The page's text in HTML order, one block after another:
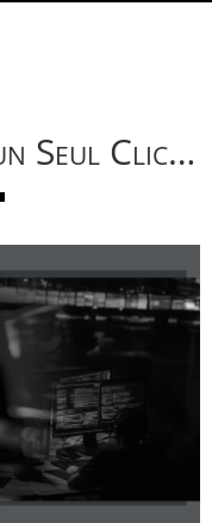
Seul Clic…
jointe suspecte
anormal
(.locked)